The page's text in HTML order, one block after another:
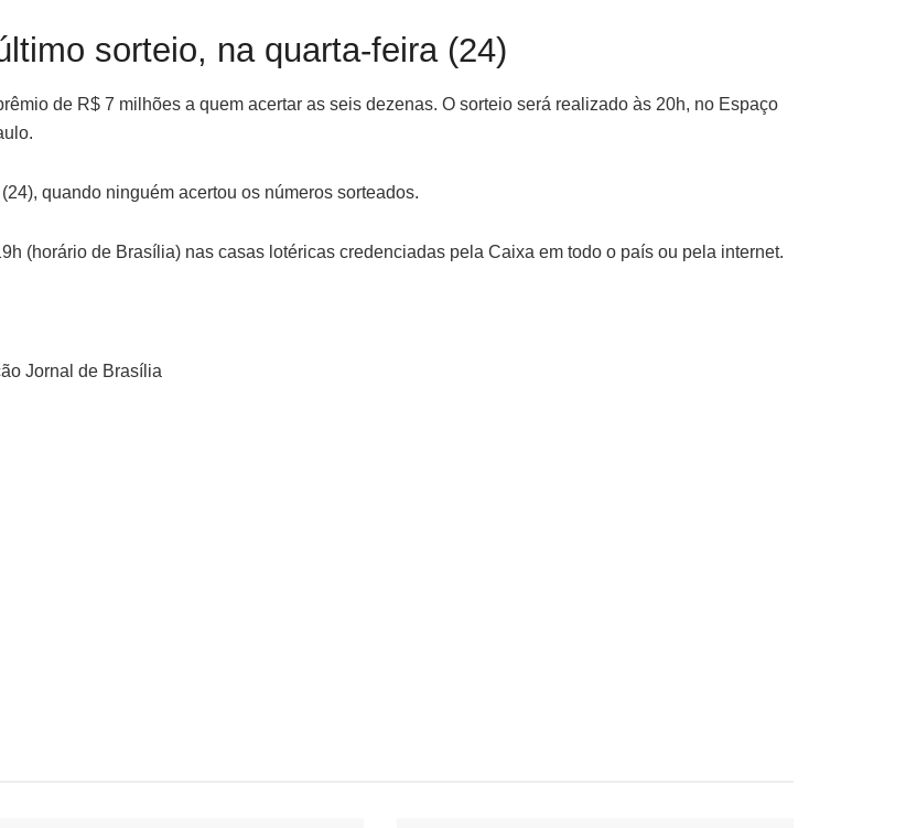
sorteio, na quarta-feira (24)
de R$ 7 milhões a quem acertar as seis dezenas. O sorteio será realizado às 20h, no Espaço
quando ninguém acertou os números sorteados.
(horário de Brasília) nas casas lotéricas credenciadas pela Caixa em todo o país ou pela internet.
Jornal de Brasília